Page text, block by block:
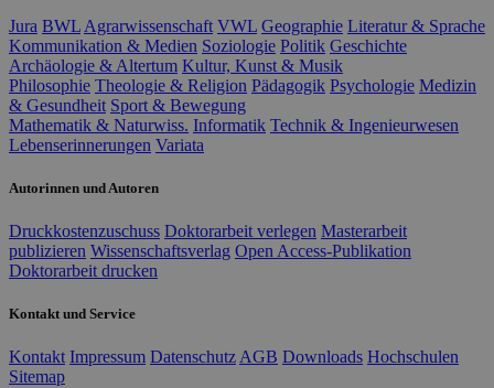
Jura BWL Agrarwissenschaft VWL Geographie Literatur & Sprache
Kommunikation & Medien Soziologie Politik Geschichte
Archäologie & Altertum Kultur, Kunst & Musik
Philosophie Theologie & Religion Pädagogik Psychologie Medizin
& Gesundheit Sport & Bewegung
Mathematik & Naturwiss. Informatik Technik & Ingenieurwesen
Lebenserinnerungen Variata
Autorinnen und Autoren
Druckkostenzuschuss Doktorarbeit verlegen Masterarbeit
publizieren Wissenschaftsverlag Open Access-Publikation
Doktorarbeit drucken
Kontakt und Service
Kontakt Impressum Datenschutz AGB Downloads Hochschulen
Sitemap